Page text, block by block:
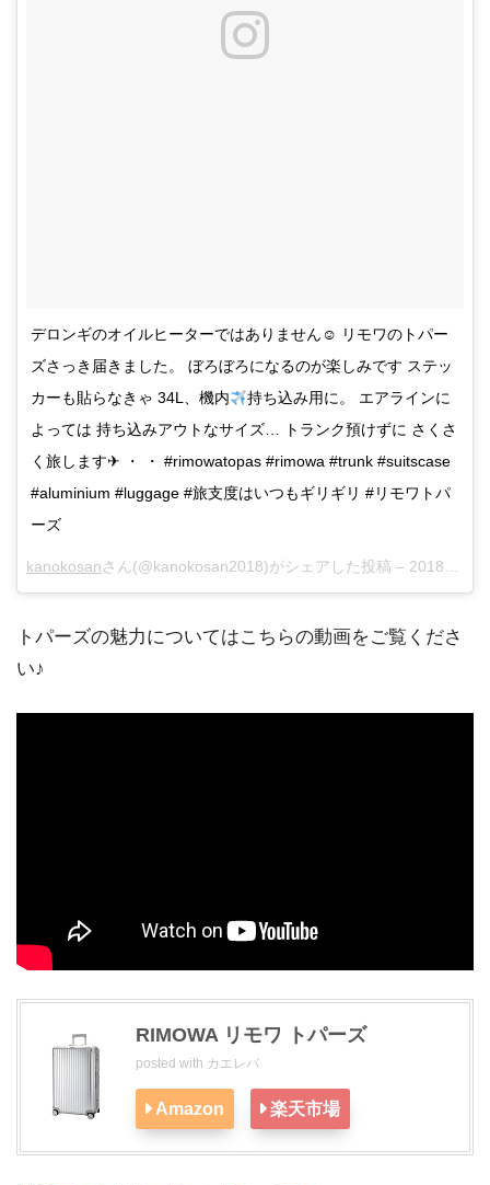
デロンギのオイルヒーターではありません☺︎ リモワのトパー
ズさっき届きました。 ぼろぼろになるのが楽しみです ステッ
カーも貼らなきゃ 34L、機内
持ち込み用に。 エアラインに
よっては 持ち込みアウトなサイズ… トランク預けずに さくさ
く旅します✈︎ ・ ・ #rimowatopas #rimowa #trunk #suitscase
#aluminium #luggage #旅支度はいつもギリギリ #リモワトパ
ーズ
kanokosanさん(@kanokosan2018)がシェアした投稿 – 2018年 4月月20日午後6時50分PDT
トパーズの魅力についてはこちらの動画をご覧くださ
い♪
RIMOWA リモワ トパーズ
posted with カエレバ
Amazon 楽天市場